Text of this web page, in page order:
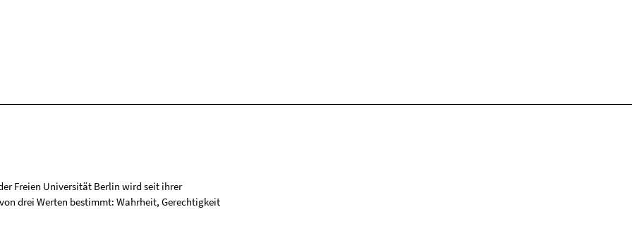
Freien Universität Berlin wird seit ihrer
drei Werten bestimmt: Wahrheit, Gerechtigkeit